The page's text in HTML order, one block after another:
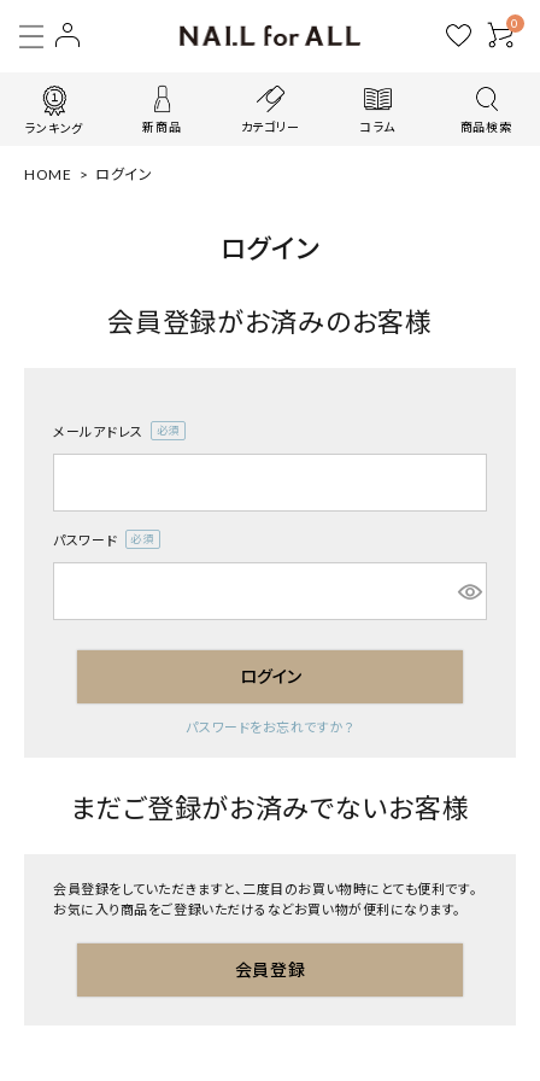
0
ランキング 新商品 カテゴリー コラム 商品検索
HOME ログイン
ログイン
会員登録がお済みのお客様
メールアドレス
パスワード
ログイン
パスワードをお忘れですか？
まだご登録がお済みでないお客様
会員登録をしていただきますと、二度目のお買い物時にとても便利です。
お気に入り商品をご登録いただけるなどお買い物が便利になります。
会員登録